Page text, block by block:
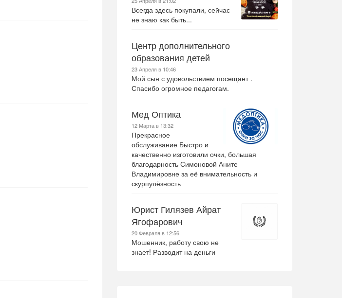
Всегда здесь покупали, сейчас
не знаю как быть...
Центр дополнительного
образования детей
23 Апреля в 10:46
Мой сын с удовольствием посещает .
Спасибо огромное педагогам.
Мед Оптика
12 Марта в 13:32
Прекрасное
обслуживание Быстро и
качественно изготовили очки, большая
благодарность Симоновой Аните
Владимировне за её внимательность и
скурпулёзность
Юрист Гилязев Айрат
Ягофарович
20 Февраля в 12:56
Мошенник, работу свою не
знает! Разводит на деньги